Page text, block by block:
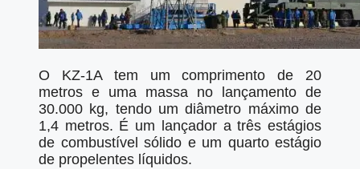
O KZ-1A tem um comprimento de 20
metros e uma massa no lançamento de
30.000 kg, tendo um diâmetro máximo de
1,4 metros. É um lançador a três estágios
de combustível sólido e um quarto estágio
de propelentes líquidos.